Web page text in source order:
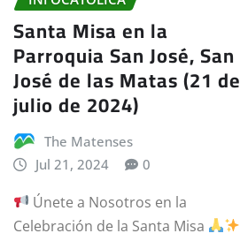
Santa Misa en la
Parroquia San José, San
José de las Matas (21 de
julio de 2024)
The Matenses
Jul 21, 2024
0
Únete a Nosotros en la
Celebración de la Santa Misa